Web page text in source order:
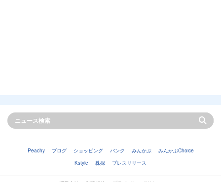
Peachy ブログ ショッピング バンク みんかぶ
みんかぶChoice
Kstyle
株探 プレスリリース